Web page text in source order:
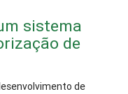
sistema
de
de